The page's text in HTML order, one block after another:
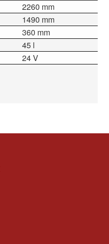
2260 mm
1490 mm
360 mm
45 l
24 V